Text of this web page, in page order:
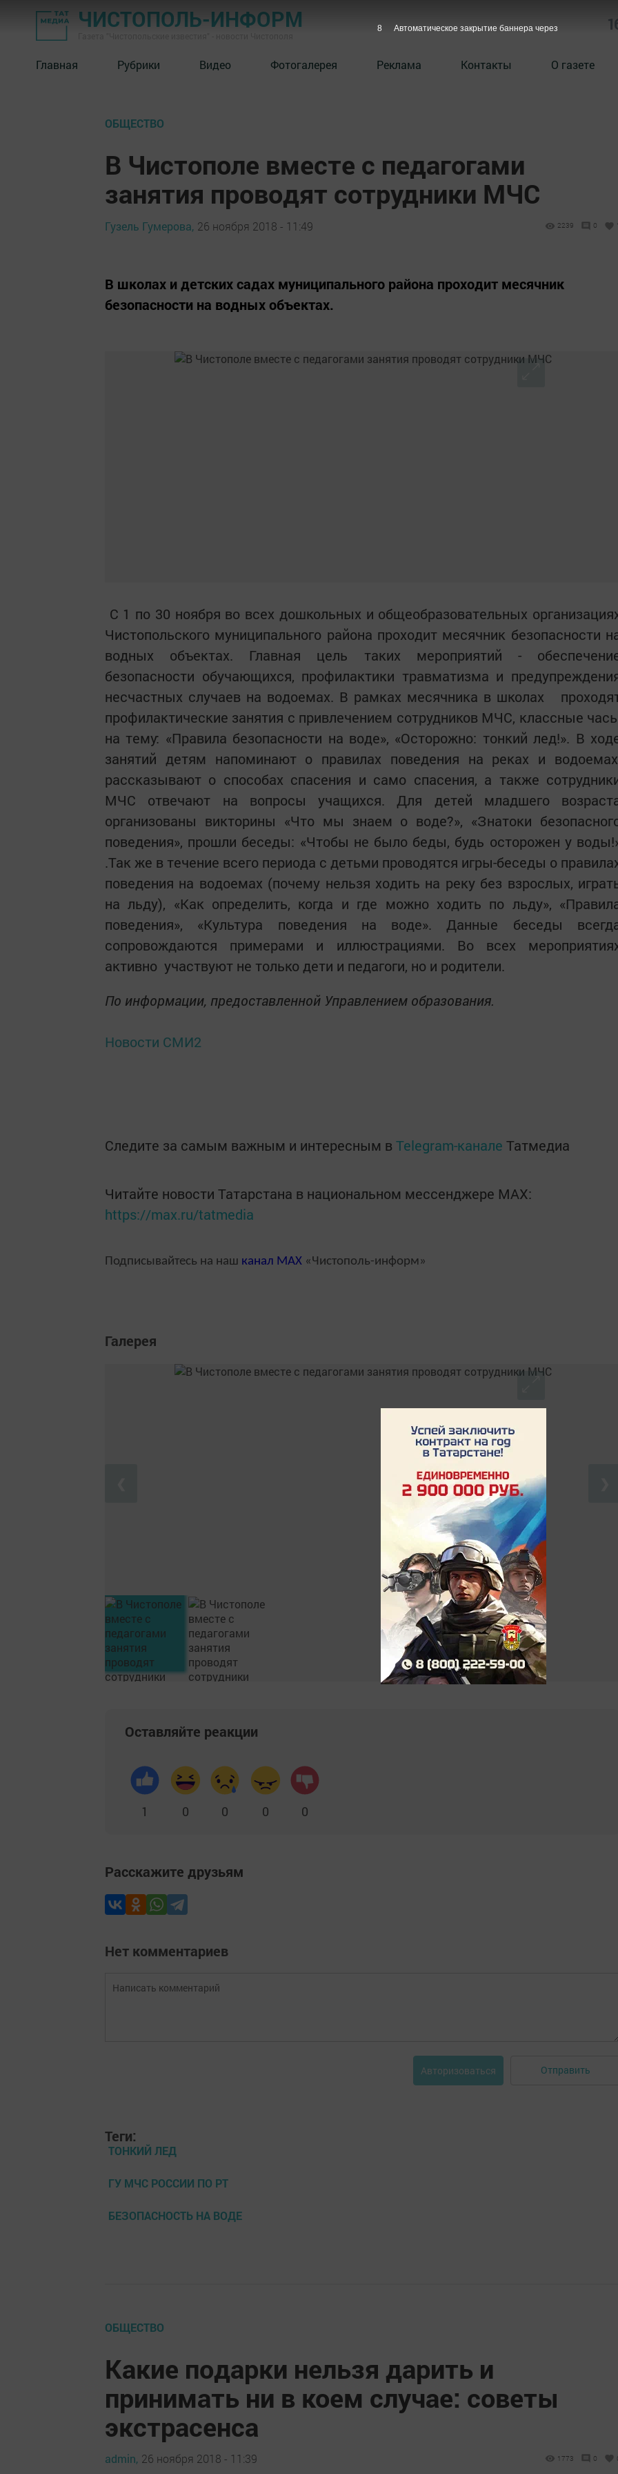
ЧИСТОПОЛЬ-ИНФОРМ
Главная Рубрики Видео Фотогалерея Реклама Контакты О газете
ОБЩЕСТВО
В Чистополе вместе с педагогами
занятия проводят сотрудники МЧС
Гузель Гумерова, 26 ноября 2018 - 11:49 2239 0
В школах и детских садах муниципального района проходит месячник
безопасности на водных объектах.
С 1 по 30 ноября во всех дошкольных и общеобразовательных
Чистопольского муниципального района проходит месячник безопасности
водных объектах. Главная цель таких мероприятий -
безопасности обучающихся, профилактики травматизма и
несчастных случаев на водоемах. В рамках месячника в школах
профилактические занятия с привлечением сотрудников МЧС, классные
на тему: «Правила безопасности на воде», «Осторожно: тонкий лед!». В
занятий детям напоминают о правилах поведения на реках и
рассказывают о способах спасения и само спасения, а также
МЧС отвечают на вопросы учащихся. Для детей младшего
организованы викторины «Что мы знаем о воде?», «Знатоки
поведения», прошли беседы: «Чтобы не было беды, будь осторожен у
.Так же в течение всего периода с детьми проводятся игры-беседы о
поведения на водоемах (почему нельзя ходить на реку без взрослых,
на льду), «Как определить, когда и где можно ходить по льду»,
поведения», «Культура поведения на воде». Данные беседы
сопровождаются примерами и иллюстрациями. Во всех
активно участвуют не только дети и педагоги, но и родители.
По информации, предоставленной Управлением образования.
Новости СМИ2
Следите за самым важным и интересным в Telegram-канале Татмедиа
Читайте новости Татарстана в национальном мессенджере MАХ:
https://max.ru/tatmedia
Подписывайтесь на наш канал MAX «Чистополь-информ»
Галерея
Оставляйте реакции
1 0 0 0 0
Расскажите друзьям
Нет комментариев
Авторизоваться Отправить
Теги:
ТОНКИЙ ЛЕД
ГУ МЧС РОССИИ ПО РТ
БЕЗОПАСНОСТЬ НА ВОДЕ
ОБЩЕСТВО
Какие подарки нельзя дарить и
принимать ни в коем случае: советы
экстрасенса
admin, 26 ноября 2018 - 11:39 1773 0
7 Автоматическое закрытие баннера через